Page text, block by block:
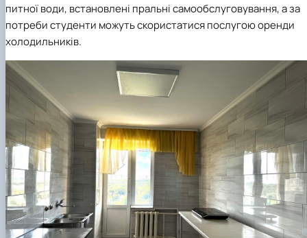
питної води, встановлені пральні самообслуговування, а за
потреби студенти можуть скористатися послугою оренди
холодильників.